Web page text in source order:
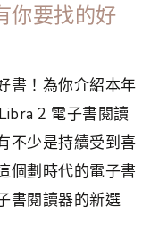
你要找的好
書！為你介紹本年
2 電子書閱讀
不少是持續受到喜
個劃時代的電子書
書閱讀器的新選